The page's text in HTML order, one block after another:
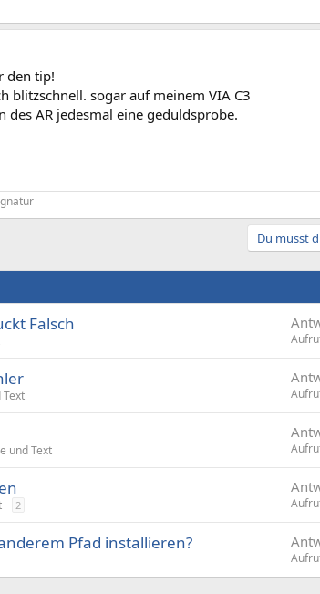
den tip!
blitzschnell. sogar auf meinem VIA C3
des AR jedesmal eine geduldsprobe.
Du musst
Falsch
Text
und Text
2
Pfad installieren?